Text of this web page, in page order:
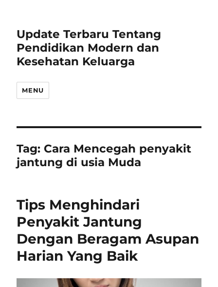
Update Terbaru Tentang
Pendidikan Modern dan
Kesehatan Keluarga
MENU
Tag: Cara Mencegah penyakit
jantung di usia Muda
Tips Menghindari
Penyakit Jantung
Dengan Beragam Asupan
Harian Yang Baik